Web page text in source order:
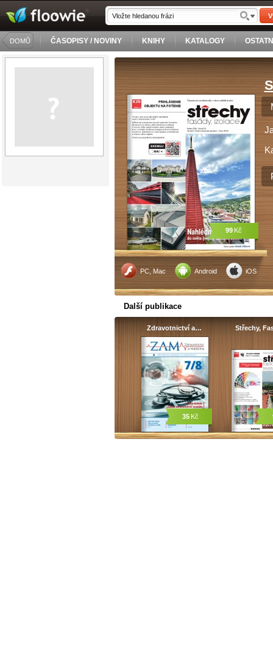
DOMŮ ČASOPISY / NOVINY KNIHY KATALOGY
PC, Mac Android iOS
99 Kč
Další publikace
Zdravotnictví a…
35 Kč
Střechy,